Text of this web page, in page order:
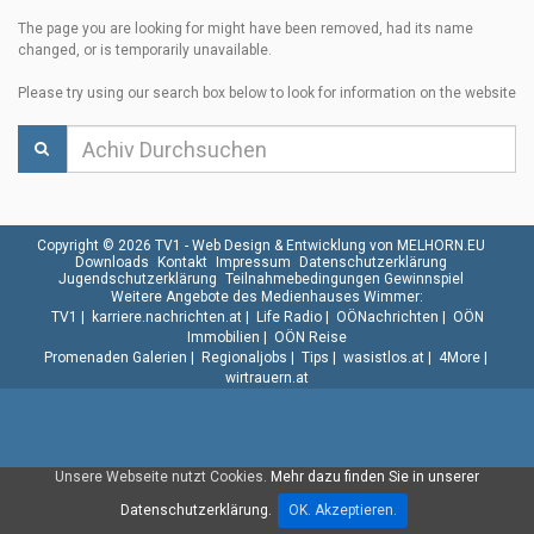
The page you are looking for might have been removed, had its name
changed, or is temporarily unavailable.
Please try using our search box below to look for information on the website
Unsere Webseite nutzt Cookies. Mehr dazu finden Sie in unserer
Datenschutzerklärung.
OK. Akzeptieren.
Copyright © 2026 TV1 - Web Design & Entwicklung von MELHORN.EU
Downloads
Kontakt Impressum
Datenschutzerklärung
Jugendschutzerklärung Teilnahmebedingungen Gewinnspiel
Weitere Angebote des Medienhauses Wimmer:
TV1
karriere.nachrichten.at| Life Radio| OÖNachrichten
OÖN
Immobilien
OÖN Reise
Promenaden Galerien
Regionaljobs Tips wasistlos.at| 4More|
wirtrauern.at